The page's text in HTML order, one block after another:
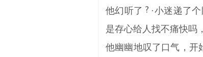
他幻听了
·小迷递了
是存心给人找不痛快吗
他幽幽地叹了口气，开